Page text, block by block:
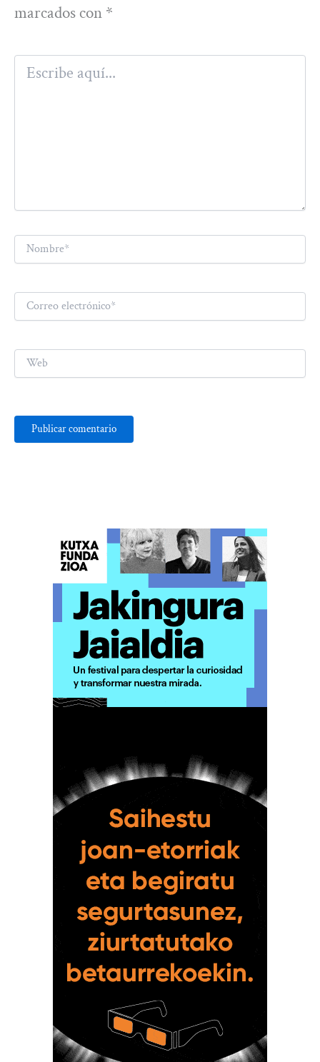
marcados con *
Escribe
aquí...
Nombre*
Correo
electrónico*
Web